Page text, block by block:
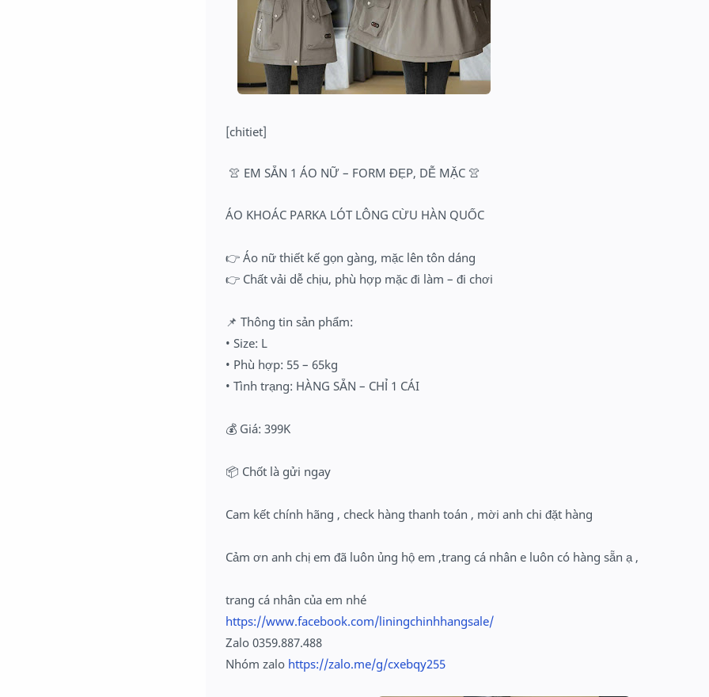
[chitiet]
👚 EM SẴN 1 ÁO NỮ – FORM ĐẸP, DỄ MẶC 👚
ÁO KHOÁC PARKA LÓT LÔNG CỪU HÀN QUỐC
👉 Áo nữ thiết kế gọn gàng, mặc lên tôn dáng
👉 Chất vải dễ chịu, phù hợp mặc đi làm – đi chơi
📌 Thông tin sản phẩm:
• Size: L
• Phù hợp: 55 – 65kg
• Tình trạng: HÀNG SẴN – CHỈ 1 CÁI
💰 Giá: 399K
📦 Chốt là gửi ngay
Cam kết chính hãng , check hàng thanh toán , mời anh chi đặt hàng
Cảm ơn anh chị em đã luôn ủng hộ em ,trang cá nhân e luôn có hàng sẵn ạ ,
trang cá nhân của em nhé
https://www.facebook.com/liningchinhhangsale/
Zalo 0359.887.488
Nhóm zalo https://zalo.me/g/cxebqy255